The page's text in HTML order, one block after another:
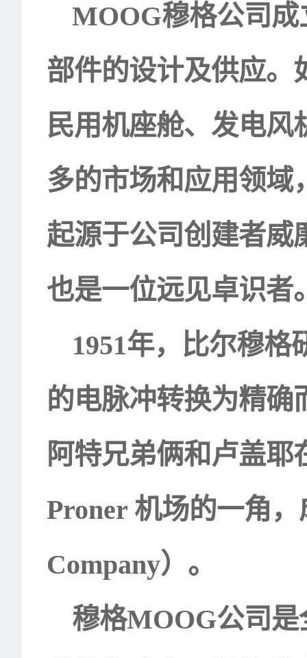
MOOG穆格公司
部件的设计及供应。
民用机座舱、发电风
多的市场和应用领域
起源于公司创建者威
也是一位远见卓识者
1951年，比尔穆格
的电脉冲转换为精确
阿特兄弟俩和卢盖
Proner 机场的一角
Company）。
穆格MOOG公司